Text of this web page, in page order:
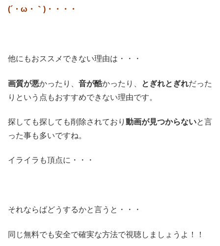
(´・ω・｀)・・・・
他にもおススメできない理由は・・・
画質が悪かったり、 音が酷かったり、 とぎれとぎれだった
りという点もおすすめできない理由です。
探しても探しても削除されており 動画が見つからないと言
った事も多いですね。
イライラも頂点に・・・
それならばどうするかと言うと・・・
同じ無料でも安全で確実な方法で視聴しましょうよ！！